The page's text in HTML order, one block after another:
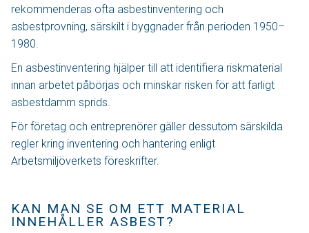
rekommenderas ofta asbestinventering och
asbestprovning, särskilt i byggnader från perioden 1950–
1980.
En asbestinventering hjälper till att identifiera riskmaterial
innan arbetet påbörjas och minskar risken för att farligt
asbestdamm sprids.
För företag och entreprenörer gäller dessutom särskilda
regler kring inventering och hantering enligt
Arbetsmiljöverkets föreskrifter.
KAN MAN SE OM ETT MATERIAL
INNEHÅLLER ASBEST?